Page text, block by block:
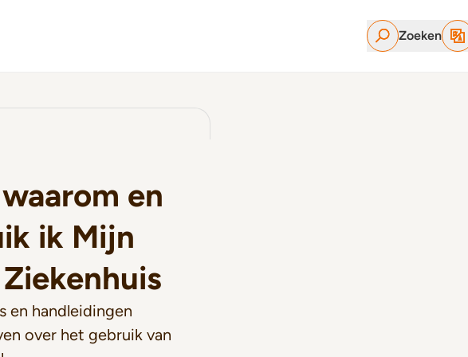
Zoeken
en
ik Mijn
en handleidingen
over het gebruik van